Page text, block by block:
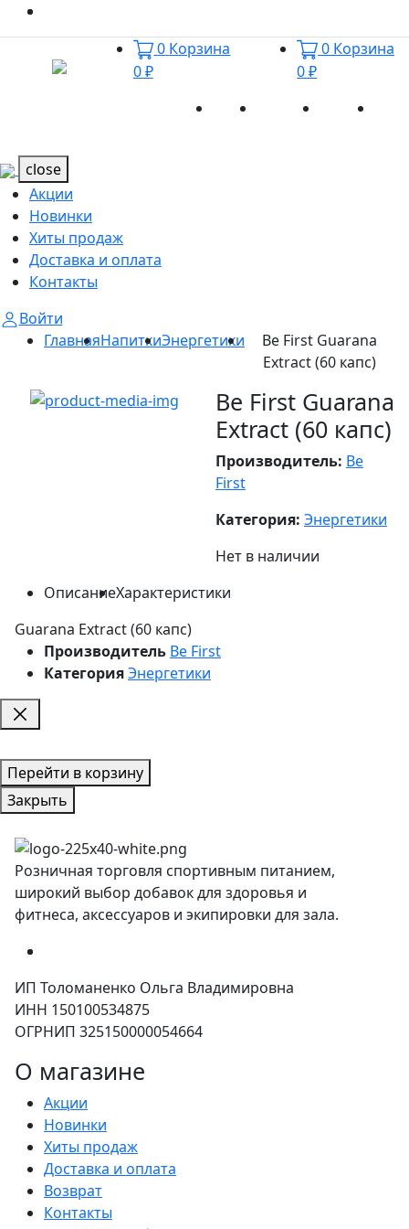
0 Корзина
0 ₽
0 Корзина
0 ₽
Акции Новинки
close
Акции
Новинки
Хиты продаж
Доставка и оплата
Контакты
Войти
ГлавнаяНапиткиЭнергетики
Be First Guarana
Extract (60 капс)
Be First Guarana
Extract (60 капс)
Производитель: Be
First
Категория: Энергетики
Нет в наличии
ОписаниеХарактеристики
Guarana Extract (60 капс)
Производитель Be First
КатегорияЭнергетики
Перейти в корзину
Закрыть
Розничная торговля спортивным питанием,
широкий выбор добавок для здоровья и
фитнеса, аксессуаров и экипировки для зала.
ИП Толоманенко Ольга Владимировна
ИНН 150100534875
ОГРНИП 325150000054664
О магазине
Акции
Новинки
Хиты продаж
Доставка и оплата
Возврат
Контакты